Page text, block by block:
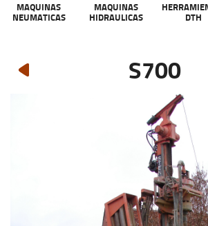
MAQUINAS
NEUMATICAS
MAQUINAS
HIDRAULICAS
DTH
S700